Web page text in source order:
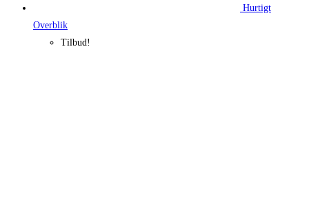
Hurtigt
Overblik
Tilbud!